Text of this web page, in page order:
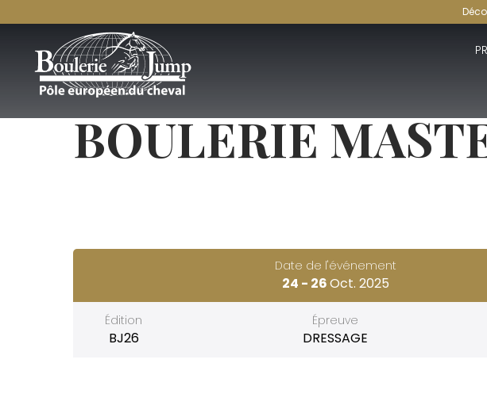
BOULERIE
Date de l'événement
24 - 26Oct. 2025
Édition
BJ26
Épreuve
DRESSAGE